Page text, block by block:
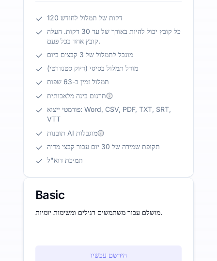
120 דקות של תמלול לחודש
כל קובץ יכול להיות באורך של עד 30 דקות. העלה
קובץ אחד בכל פעם.
מוגבל לתמלול של 3 קבצים ביום
מודל תמלול בסיסי (דיוק סטנדרטי)
תמלול זמין ב-63 שפות
תרגום בינה מלאכותית
פורמטי ייצוא: Word, CSV, PDF, TXT, SRT,
VTT
תובנות AI מוגבלות
תקופת שמירה של 30 יום עבור קבצי מדיה
תמיכת דוא"ל
Basic
מושלם עבור משתמשים רגילים ומשימות יומיות.
הירשם עכשיו